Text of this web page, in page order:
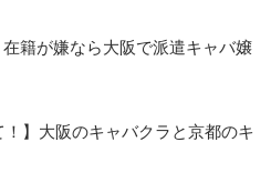
在籍が嫌なら大阪で派遣キャバ嬢
！】大阪のキャバクラと京都のキ